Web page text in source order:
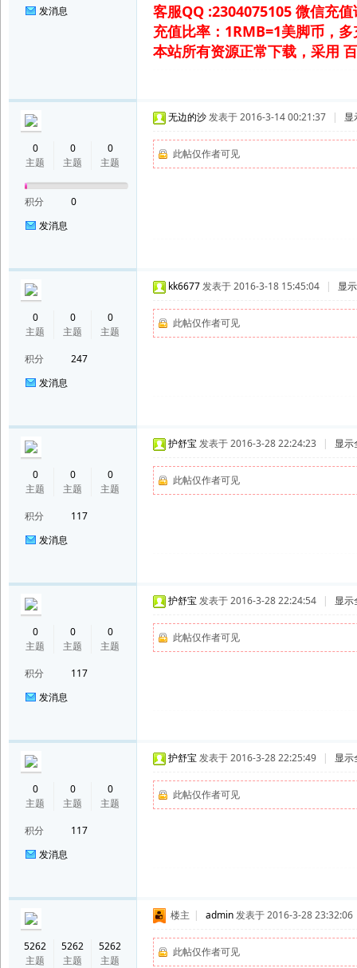
发消息
客服QQ :2304075105 微信充
充值比率：1RMB=1美脚币，
本站所有资源正常下载，采用
0
主题
0
主题
0
主题
积分
0
发消息
无边的沙发表于 2016-3-14 00:21:37 | 显
此帖仅作者可见
0
主题
0
主题
0
主题
积分
247
发消息
kk6677发表于 2016-3-18 15:45:04 | 显
此帖仅作者可见
0
主题
0
主题
0
主题
积分
117
发消息
护舒宝 发表于 2016-3-28 22:24:23 | 显示
此帖仅作者可见
0
主题
0
主题
0
主题
积分
117
发消息
护舒宝 发表于 2016-3-28 22:24:54 | 显示
此帖仅作者可见
0
主题
0
主题
0
主题
积分
117
发消息
护舒宝 发表于 2016-3-28 22:25:49 | 显示
此帖仅作者可见
5262
主题
5262
主题
5262
主题
楼主 | admin发表于 2016-3-28 23:32:06
此帖仅作者可见